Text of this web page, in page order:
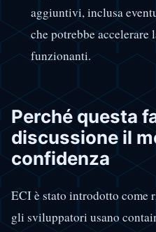
aggiuntivi, inclusa
che potrebbe
funzionanti.
Perché questa
discussione il
confidenza
ECI è stato introdotto come
gli sviluppatori usano